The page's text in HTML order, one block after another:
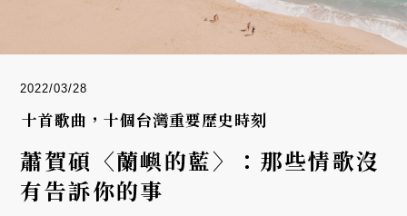
2022/03/28
十首歌曲，十個台灣重要歷史時刻
蕭賀碩〈蘭嶼的藍〉：那些情歌沒
有告訴你的事